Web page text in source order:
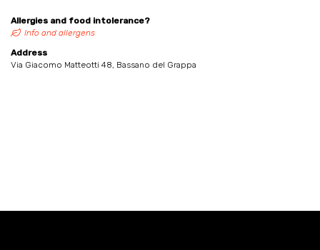
Allergies and food intolerance?
Info and allergens
Address
Via Giacomo Matteotti 48, Bassano del Grappa